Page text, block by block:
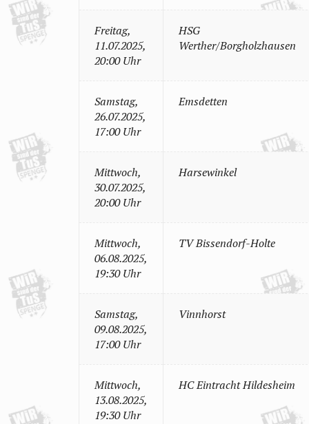
Freitag,
11.07.2025,
20:00 Uhr
HSG
Werther/Borgholzhausen
Samstag,
26.07.2025,
17:00 Uhr
Emsdetten
Mittwoch,
30.07.2025,
20:00 Uhr
Harsewinkel
Mittwoch,
06.08.2025,
19:30 Uhr
TV Bissendorf-Holte
Samstag,
09.08.2025,
17:00 Uhr
Vinnhorst
Mittwoch,
13.08.2025,
19:30 Uhr
HC Eintracht Hildesheim